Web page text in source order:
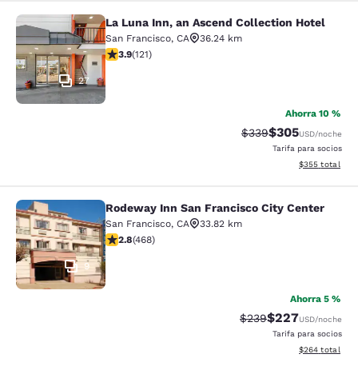
La Luna Inn, an Ascend Collection
27
La Luna Inn, an Ascend Collection Hotel
San Francisco, CA
36.24 km
calificación de 3.85 estrellas. Bueno. 121 reseñas
3.9(121)
Ahorra 10 %
Precio tachado:
$339Precio con
$305USD/noche
Tarifa para socios
Ver detalles
$355 total
Rodeway Inn San Francisco City
9
Rodeway Inn San Francisco City Center
San Francisco, CA
33.82 km
calificación de 2.78 estrellas. Feria. 468 reseñas
2.8(468)
Ahorra 5 %
Precio tachado:
$239Precio con
$227USD/noche
Tarifa para socios
Ver detalles
$264 total